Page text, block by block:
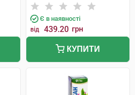
Є в наявності
від 439.20 грн
КУПИТИ